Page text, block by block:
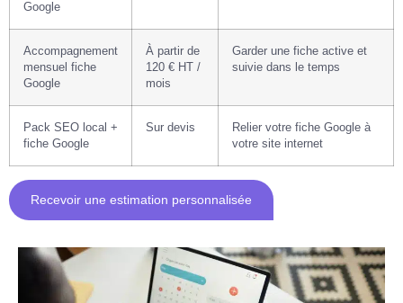
Google
Accompagnement
mensuel fiche
Google
À partir de
120 € HT /
mois
Garder une fiche active et
suivie dans le temps
Pack SEO local +
fiche Google
Sur devis
Relier votre fiche Google à
votre site internet
Recevoir une estimation personnalisée